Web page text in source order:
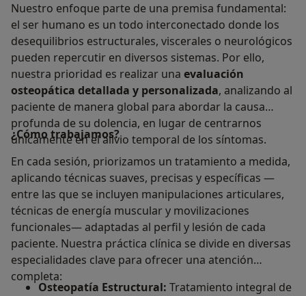
Nuestro enfoque parte de una premisa fundamental:
el ser humano es un todo interconectado donde los
desequilibrios estructurales, viscerales o neurológicos
pueden repercutir en diversos sistemas. Por ello,
nuestra prioridad es realizar una evaluación
osteopática detallada y personalizada, analizando al
paciente de manera global para abordar la causa
profunda de su dolencia, en lugar de centrarnos
únicamente en el alivio temporal de los síntomas.
¿Cómo trabajamos?
En cada sesión, priorizamos un tratamiento a medida,
aplicando técnicas suaves, precisas y específicas —
entre las que se incluyen manipulaciones articulares,
técnicas de energía muscular y movilizaciones
funcionales— adaptadas al perfil y lesión de cada
paciente. Nuestra práctica clínica se divide en diversas
especialidades clave para ofrecer una atención
completa:
Osteopatía Estructural: Tratamiento integral de